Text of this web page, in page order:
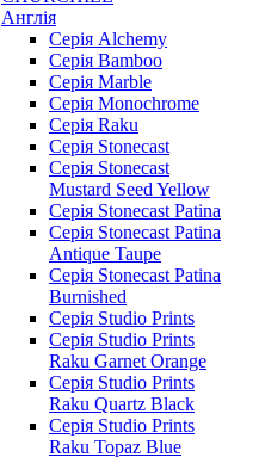
Англія
Серія Alchemy
Серія Bamboo
Серія Marble
Серія Monochrome
Серія Raku
Серія Stonecast
Серія Stonecast
Mustard Seed Yellow
Серія Stonecast Patina
Серія Stonecast Patina
Antique Taupe
Серія Stonecast Patina
Burnished
Серія Studio Prints
Серія Studio Prints
Raku Garnet Orange
Серія Studio Prints
Raku Quartz Black
Серія Studio Prints
Raku Topaz Blue